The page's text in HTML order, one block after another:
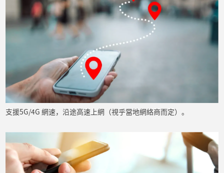
支援5G/4G 網速，沿途高速上網（視乎當地網絡商而定）。